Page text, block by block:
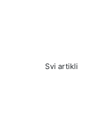
Svi artikli